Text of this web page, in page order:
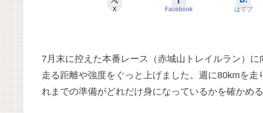
X Facebook はてブ
7月末に控えた本番レース（赤城山トレイルラン）に
走る距離や強度をぐっと上げました。週に80kmを
れまでの準備がどれだけ身になっているかを確かめ